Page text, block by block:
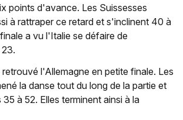
points d'avance. Les Suissesses
à rattraper ce retard et s'inclinent 40 à
a vu l'Italie se défaire de
l'Allemagne en petite finale. Les
la danse tout du long de la partie et
à 52. Elles terminent ainsi à la